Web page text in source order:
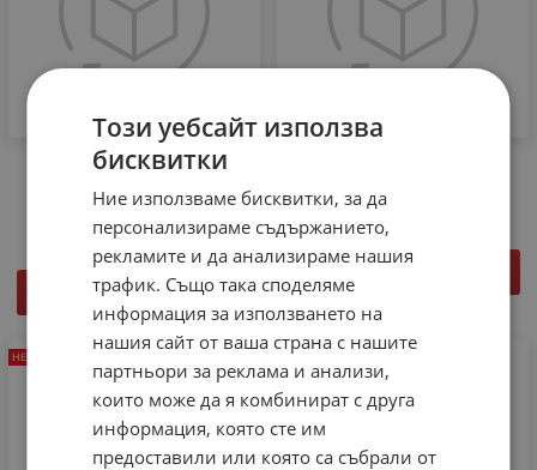
Пасивен видеотрансивър
камери PFM800 2бр.
ДЕТАЙЛИ
НЕНАЛИЧЕН НЕНАЛИЧЕН
Този уебсайт използва
бисквитки
Ние използваме бисквитки, за да
персонализираме съдържанието,
рекламите и да анализираме нашия
трафик. Също така споделяме
информация за използването на
нашия сайт от ваша страна с нашите
партньори за реклама и анализи,
които може да я комбинират с друга
информация, която сте им
предоставили или която са събрали от